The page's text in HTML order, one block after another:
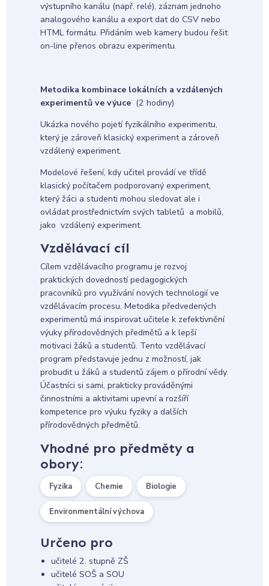
výstupního kanálu (např. relé), záznam jednoho
analogového kanálu a export dat do CSV nebo
HTML formátu. Přidáním web kamery budou řešit
on-line přenos obrazu experimentu.
Metodika kombinace lokálních a vzdálených
experimentů ve výuce(2 hodiny)
Ukázka nového pojetí fyzikálního experimentu,
který je zároveň klasický experiment a zároveň
vzdálený experiment.
Modelové řešení, kdy učitel provádí ve třídě
klasický počítačem podporovaný experiment,
který žáci a studenti mohou sledovat ale i
ovládat prostřednictvím svých tabletů a mobilů,
jako vzdálený experiment.
Vzdělávací cíl
Cílem vzdělávacího programu je rozvoj
praktických dovedností pedagogických
pracovníků pro využívání nových technologií ve
vzdělávacím procesu. Metodika předvedených
experimentů má inspirovat učitele k zefektivnění
výuky přírodovědných předmětů a k lepší
motivaci žáků a studentů. Tento vzdělávací
program představuje jednu z možností, jak
probudit u žáků a studentů zájem o přírodní vědy.
Účastníci si sami, prakticky prováděnými
činnostními a aktivitami upevní a rozšíří
kompetence pro výuku fyziky a dalších
přírodovědných předmětů.
Vhodné pro předměty a
obory:
Fyzika Chemie Biologie
Environmentální výchova
Určeno pro
učitelé 2. stupně ZŠ
učitelé SOŠ a SOU